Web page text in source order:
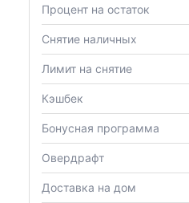
Процент на остаток
Снятие наличных
Лимит на снятие
Кэшбек
Бонусная программа
Овердрафт
Доставка на дом